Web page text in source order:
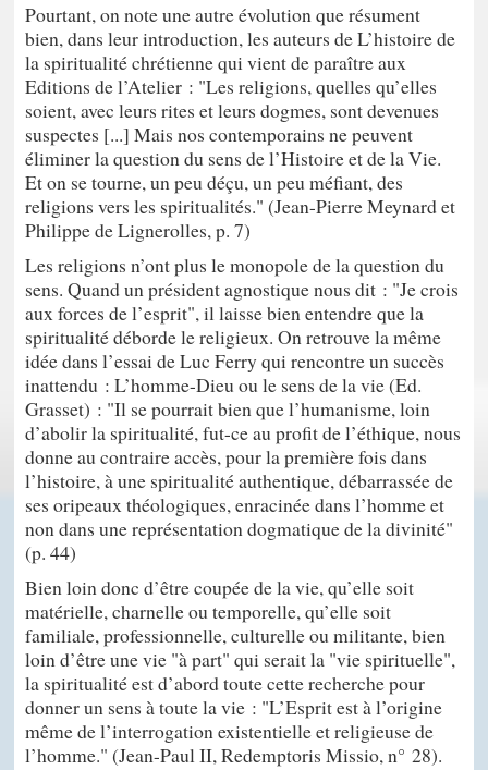
Pourtant, on note une autre évolution que résument
bien, dans leur introduction, les auteurs de L’histoire de
la spiritualité chrétienne qui vient de paraître aux
Editions de l’Atelier : "Les religions, quelles qu’elles
soient, avec leurs rites et leurs dogmes, sont devenues
suspectes [...] Mais nos contemporains ne peuvent
éliminer la question du sens de l’Histoire et de la Vie.
Et on se tourne, un peu déçu, un peu méfiant, des
religions vers les spiritualités." (Jean-Pierre Meynard et
Philippe de Lignerolles, p. 7)
Les religions n’ont plus le monopole de la question du
sens. Quand un président agnostique nous dit : "Je crois
aux forces de l’esprit", il laisse bien entendre que la
spiritualité déborde le religieux. On retrouve la même
idée dans l’essai de Luc Ferry qui rencontre un succès
inattendu : L’homme-Dieu ou le sens de la vie (Ed.
Grasset) : "Il se pourrait bien que l’humanisme, loin
d’abolir la spiritualité, fut-ce au profit de l’éthique, nous
donne au contraire accès, pour la première fois dans
l’histoire, à une spiritualité authentique, débarrassée de
ses oripeaux théologiques, enracinée dans l’homme et
non dans une représentation dogmatique de la divinité"
(p. 44)
Bien loin donc d’être coupée de la vie, qu’elle soit
matérielle, charnelle ou temporelle, qu’elle soit
familiale, professionnelle, culturelle ou militante, bien
loin d’être une vie "à part" qui serait la "vie spirituelle",
la spiritualité est d’abord toute cette recherche pour
donner un sens à toute la vie : "L’Esprit est à l’origine
même de l’interrogation existentielle et religieuse de
l’homme." (Jean-Paul II, Redemptoris Missio, n° 28).